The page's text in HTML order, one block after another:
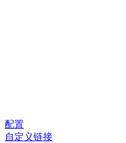
配置
自定义链接